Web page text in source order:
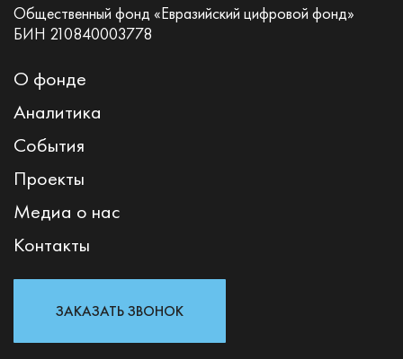
Общественный фонд «Евразийский цифровой фонд»
БИН 210840003778
О фонде
Аналитика
События
Проекты
Медиа о нас
Контакты
ЗАКАЗАТЬ ЗВОНОК